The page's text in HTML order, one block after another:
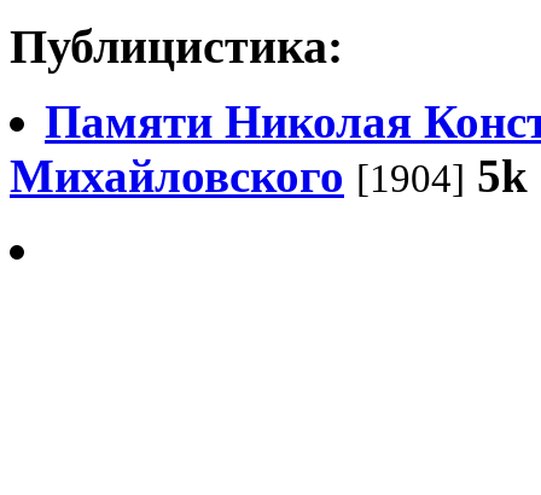
Публицистика:
Памяти Николая
Михайловского [1904] 5k